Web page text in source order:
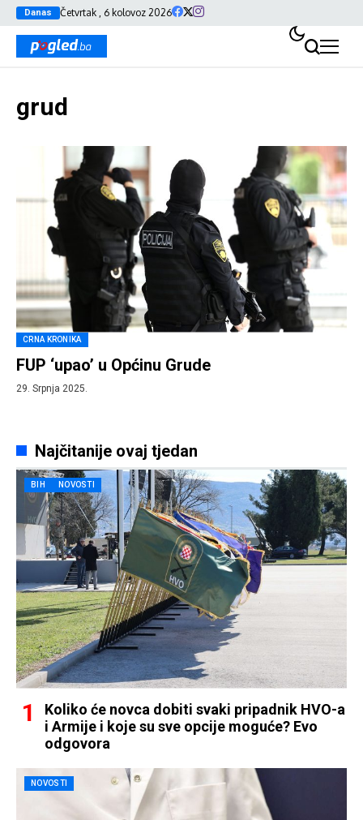
Danas Četvrtak , 6 kolovoz 2026
grud
CRNA KRONIKA
FUP ‘upao’ u Općinu Grude
29. Srpnja 2025.
Najčitanije ovaj tjedan
BIH NOVOSTI
Koliko će novca dobiti svaki pripadnik HVO-a
i Armije i koje su sve opcije moguće? Evo
odgovora
NOVOSTI